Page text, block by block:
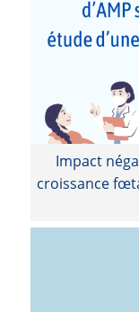
Impact
croissance